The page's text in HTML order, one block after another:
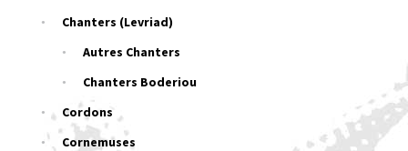
Chanters (Levriad)
Autres Chanters
Chanters Boderiou
Cordons
Cornemuses